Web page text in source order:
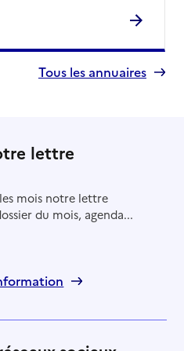
Tous les annuaires
lettre
mois notre lettre
du mois, agenda...